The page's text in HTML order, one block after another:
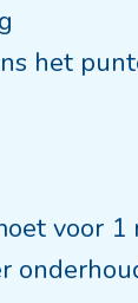
het
voor 1